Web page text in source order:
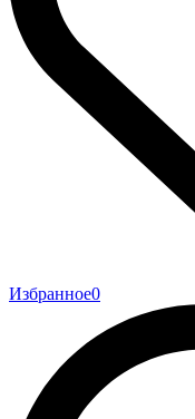
Избранное0